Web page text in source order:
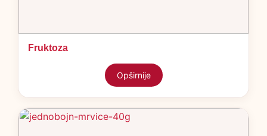
Fruktoza
Opširnije